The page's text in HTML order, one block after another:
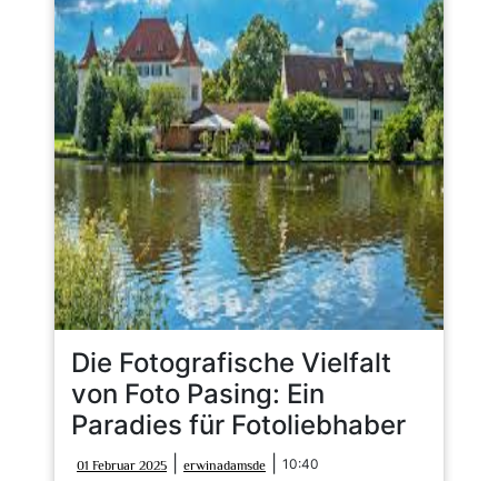
Die Fotografische Vielfalt
von Foto Pasing: Ein
Paradies für Fotoliebhaber
01 Februar 2025 erwinadamsde erwinadamsde
10:40